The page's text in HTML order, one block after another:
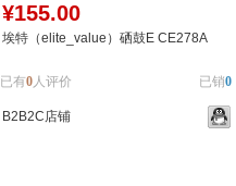
¥155.00
埃特（elite_value）硒鼓E CE278A
已有0人评价 已销0
B2B2C店铺